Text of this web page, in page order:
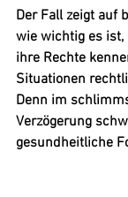
Der Fall zeigt auf
wie wichtig es ist,
ihre Rechte
Situationen
Denn im
Verzögerung
gesundheitliche